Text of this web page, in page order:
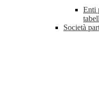
Enti
Società